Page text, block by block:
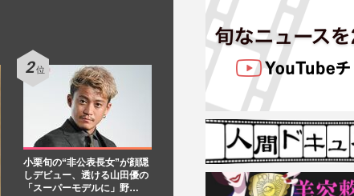
小栗旬の“非公表長女”が顔隠
しデビュー、透ける山田優の
「スーパーモデルに」野…
専門医
ル秘テ
満点の“
も、喫煙
ン”の現
野村周平
美女”・
道！下半